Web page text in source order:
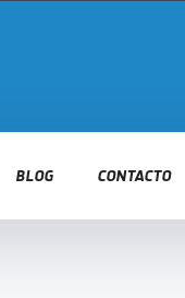
BLOG CONTACTO